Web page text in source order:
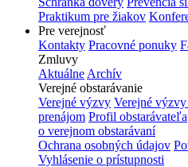
Praktikum pre žiakov
Pre verejnosť
Kontakty Pracovné ponuky
Zmluvy
Aktuálne Archív
Verejné obstarávanie
Verejné výzvy Verejné
prenájom Profil obstarávateľa
o verejnom obstarávaní
Ochrana osobných údajov
Vyhlásenie o prístupnosti